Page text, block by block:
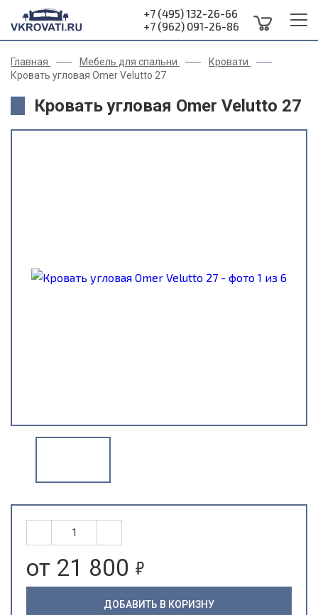
+7 (495) 132-26-66
+7 (962) 091-26-86
Главная Мебель для спальни
Кровати
Кровать угловая Omer Velutto 27
Кровать угловая Omer Velutto 27
от 21 800 5
ДОБАВИТЬ В КОРИЗНУ